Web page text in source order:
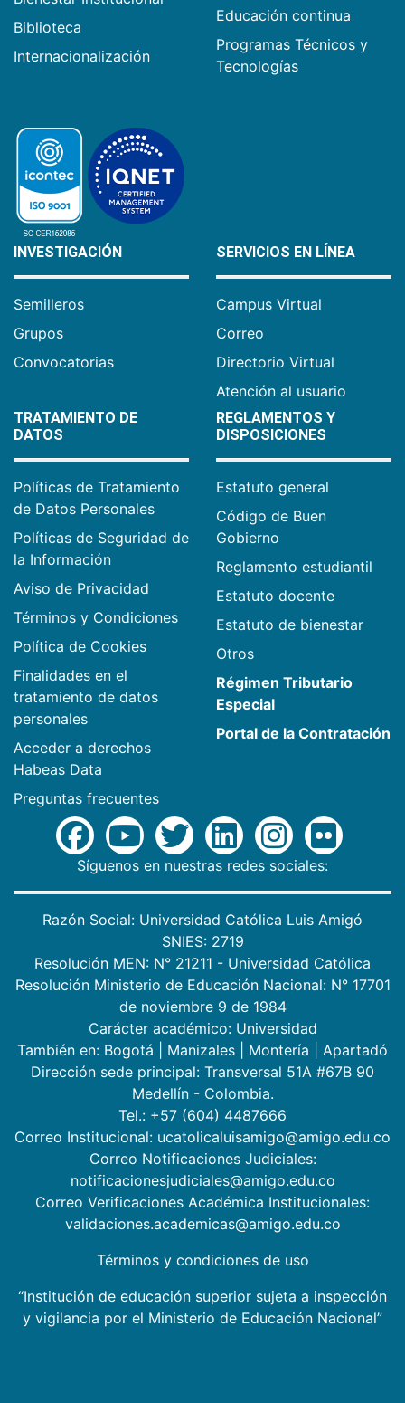
Biblioteca
Internacionalización
Educación continua
Programas Técnicos y
Tecnologías
INVESTIGACIÓN
Semilleros
Grupos
Convocatorias
SERVICIOS EN LÍNEA
Campus Virtual
Correo
Directorio Virtual
Atención al usuario
TRATAMIENTO DE
DATOS
Políticas de Tratamiento
de Datos Personales
Políticas de Seguridad de
la Información
Aviso de Privacidad
Términos y Condiciones
Política de Cookies
Finalidades en el
tratamiento de datos
personales
Acceder a derechos
Habeas Data
Preguntas frecuentes
REGLAMENTOS Y
DISPOSICIONES
Estatuto general
Código de Buen
Gobierno
Reglamento estudiantil
Estatuto docente
Estatuto de bienestar
Otros
Régimen Tributario
Especial
Portal de la Contratación
Síguenos en nuestras redes sociales:
Razón Social: Universidad Católica Luis Amigó
SNIES: 2719
Resolución MEN: N° 21211 - Universidad Católica
Resolución Ministerio de Educación Nacional: N° 17701
de noviembre 9 de 1984
Carácter académico: Universidad
También en: Bogotá Manizales Montería
Apartadó
Dirección sede principal: Transversal 51A #67B 90
Medellín - Colombia.
Tel.: +57 (604) 4487666
Correo Institucional: ucatolicaluisamigo@amigo.edu.co
Correo Notificaciones Judiciales:
notificacionesjudiciales@amigo.edu.co
Correo Verificaciones Académica Institucionales:
validaciones.academicas@amigo.edu.co
Términos y condiciones de uso
“Institución de educación superior sujeta a inspección
y vigilancia por el Ministerio de Educación Nacional”